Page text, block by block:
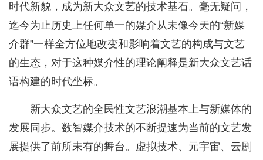
时代新貌，成为新大众文艺的技术基石。毫无疑问，
迄今为止历史上任何单一的媒介从未像今天的“新媒
介群”一样全方位地改变和影响着文艺的构成与文艺
的生态，对于这种媒介性的理论阐释是新大众文艺话
语构建的时代坐标。
新大众文艺的全民性文艺浪潮基本上与新媒体的
发展同步。数智媒介技术的不断提速为当前的文艺发
展提供了前所未有的舞台。虚拟技术、元宇宙、云剧